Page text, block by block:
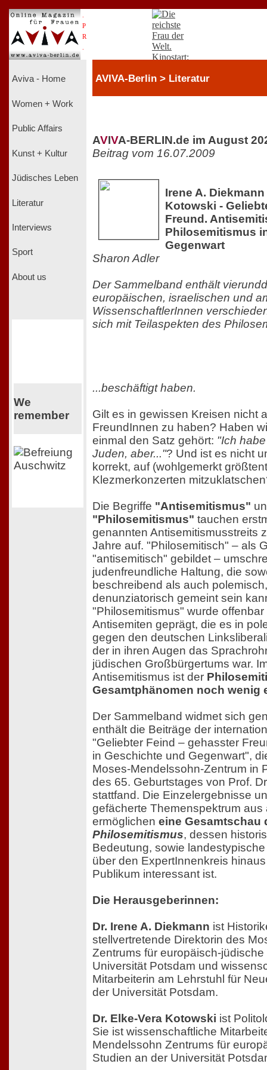
P
R
Aviva - Home
Women + Work
Public Affairs
Kunst + Kultur
Jüdisches Leben
Literatur
Interviews
Sport
About us
We
remember
AVIVA-Berlin > Literatur
AVIVA-BERLIN.de im August
Beitrag vom 16.07.2009
Irene A.
Kotowski -
Freund.
Philosemitismus
Gegenwart
Sharon Adler
Der Sammelband enthält
europäischen, israelischen und
WissenschaftlerInnen
sich mit Teilaspekten des
...beschäftigt haben.
Gilt es in gewissen Kreisen nicht
FreundInnen zu haben? Haben
einmal den Satz gehört: "Ich
Juden, aber..."? Und ist es nicht
korrekt, auf (wohlgemerkt
Klezmerkonzerten
Die Begriffe "Antisemitismus"
"Philosemitismus" tauchen
genannten Antisemitismusstreits
Jahre auf. "Philosemitisch" – als
"antisemitisch" gebildet –
judenfreundliche Haltung, die
beschreibend als auch
denunziatorisch gemeint sein
"Philosemitismus" wurde
Antisemiten geprägt, die es in
gegen den deutschen
der in ihren Augen das
jüdischen Großbürgertums war.
Antisemitismus ist der
Gesamtphänomen noch wenig
Der Sammelband widmet sich
enthält die Beiträge der
"Geliebter Feind – gehasster
in Geschichte und Gegenwart",
Moses-Mendelssohn-Zentrum in
des 65. Geburtstages von Prof.
stattfand. Die Einzelergebnisse
gefächerte Themenspektrum aus
ermöglichen eine Gesamtschau
Philosemitismus, dessen
Bedeutung, sowie
über den ExpertInnenkreis
Publikum interessant ist.
Die Herausgeberinnen:
Dr. Irene A. Diekmann ist
stellvertretende Direktorin des
Zentrums für europäisch-
Universität Potsdam und
Mitarbeiterin am Lehrstuhl für
der Universität Potsdam.
Dr. Elke-Vera Kotowski ist
Sie ist wissenschaftliche
Mendelssohn Zentrums für
Studien an der Universität